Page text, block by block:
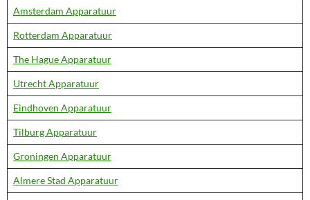
Amsterdam Apparatuur
Rotterdam Apparatuur
The Hague Apparatuur
Utrecht Apparatuur
Eindhoven Apparatuur
Tilburg Apparatuur
Groningen Apparatuur
Almere Stad Apparatuur